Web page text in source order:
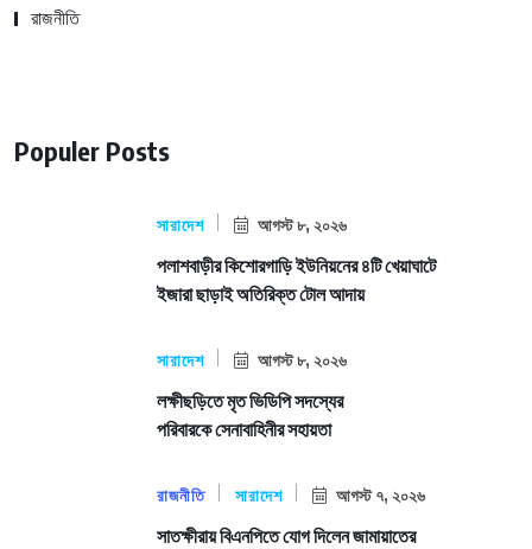
রাজনীতি
Populer Posts
সারাদেশ আগস্ট ৮, ২০২৬
পলাশবাড়ীর কিশোরগাড়ি ইউনিয়নের ৪টি খেয়াঘাটে
ইজারা ছাড়াই অতিরিক্ত টোল আদায়
সারাদেশ আগস্ট ৮, ২০২৬
লক্ষীছড়িতে মৃত ভিডিপি সদস্যের
পরিবারকে সেনাবাহিনীর সহায়তা
রাজনীতি সারাদেশ আগস্ট ৭, ২০২৬
সাতক্ষীরায় বিএনপিতে যোগ দিলেন জামায়াতের